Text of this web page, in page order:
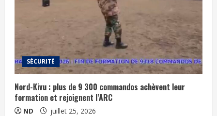
SÉCURITÉ
Nord-Kivu : plus de 9 300 commandos achèvent leur
formation et rejoignent l’ARC
ND juillet 25, 2026